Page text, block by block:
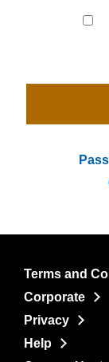
Terms and
Corporate
Privacy
Help